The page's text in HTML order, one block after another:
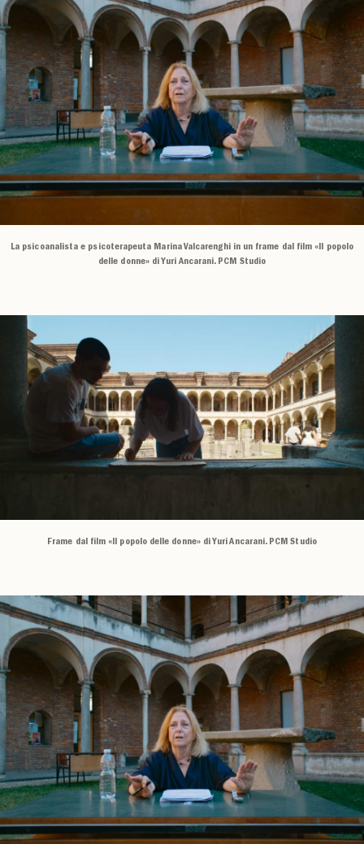
La psicoanalista e psicoterapeuta Marina Valcarenghi in un frame dal film «Il popolo
delle donne» di Yuri Ancarani. PCM Studio
Frame dal film «Il popolo delle donne» di Yuri Ancarani. PCM Studio